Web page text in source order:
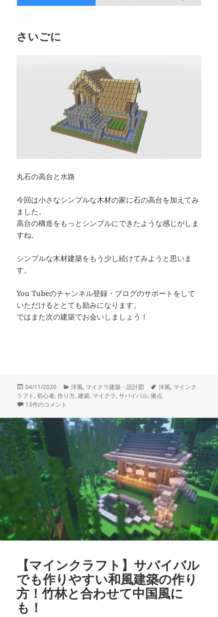
さいごに
丸石の高台と水路
今回は小さなシンプルな木材の家に石の高台を加えてみ
ました。
高台の構造をもっとシンプルにできたような感じがしま
すね。
シンプルな木材建築をもう少し続けてみようと思いま
す。
You Tubeのチャンネル登録・ブログのサポートをして
いただけるととても励みになります。
ではまた次の建築でお会いしましょう！
投
稿
日:
04/11/2020
カ
テ
ー
洋風, マイクラ建築・設計図
タ
グ
洋風, マインク
ラフト ,初心者,作り方,建築, マイクラ,サバイバル,拠点
【マインクラフト】サバイバル拠点の作り方！丸石の高台と水路でおし
13件のコメント
【マインクラフト】サバイバル
でも作りやすい和風建築の作り
方！竹林と合わせて中国風に
も！